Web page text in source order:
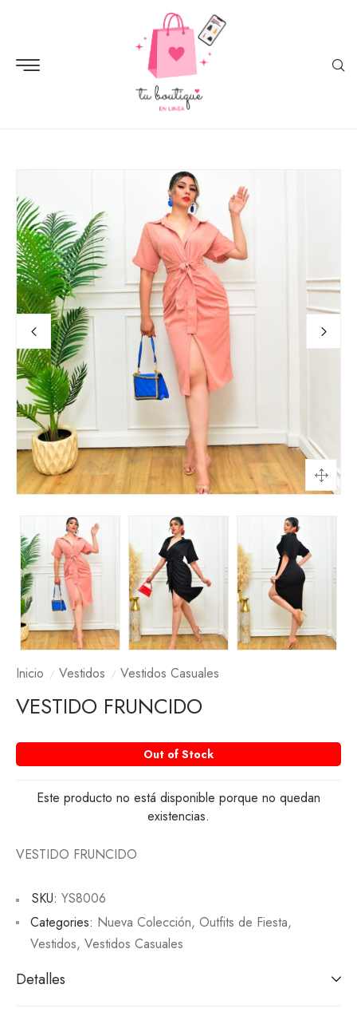
Inicio Vestidos Vestidos Casuales
VESTIDO FRUNCIDO
Out of Stock
Este producto no está disponible porque no quedan
existencias.
VESTIDO FRUNCIDO
SKU: YS8006
Categories: Nueva Colección, Outfits de Fiesta,
Vestidos, Vestidos Casuales
Detalles